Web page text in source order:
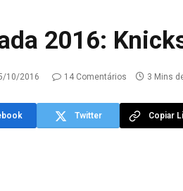
2016:
10/2016 14 Comentários 3 Mins
Twitter Copiar